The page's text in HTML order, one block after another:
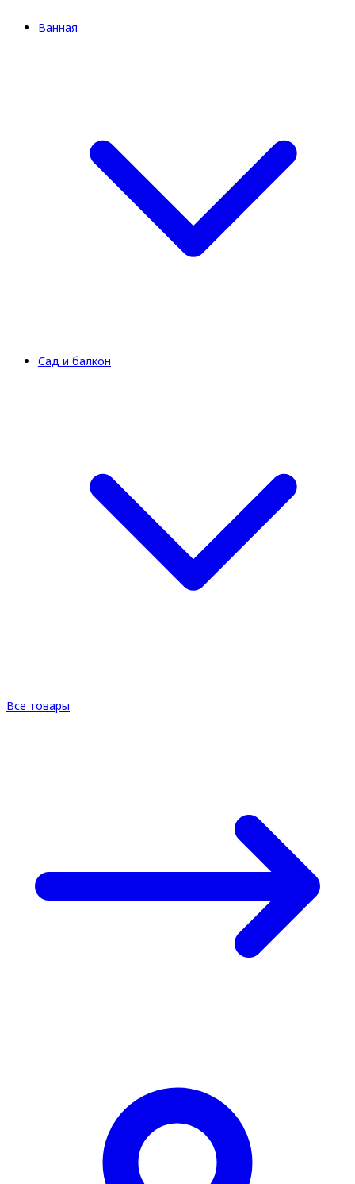
Ванная
Сад и балкон
Все товары